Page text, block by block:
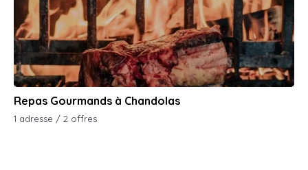
Repas Gourmands à Chandolas
1 adresse / 2 offres